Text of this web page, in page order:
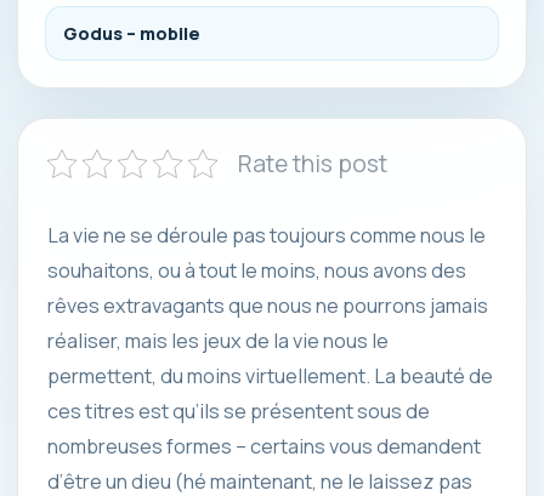
Godus – mobile
Rate this post
La vie ne se déroule pas toujours comme nous le
souhaitons, ou à tout le moins, nous avons des
rêves extravagants que nous ne pourrons jamais
réaliser, mais les jeux de la vie nous le
permettent, du moins virtuellement. La beauté de
ces titres est qu’ils se présentent sous de
nombreuses formes – certains vous demandent
d’être un dieu (hé maintenant, ne le laissez pas